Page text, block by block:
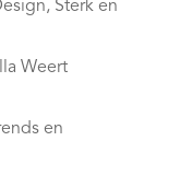
Sterk en
Weert
en